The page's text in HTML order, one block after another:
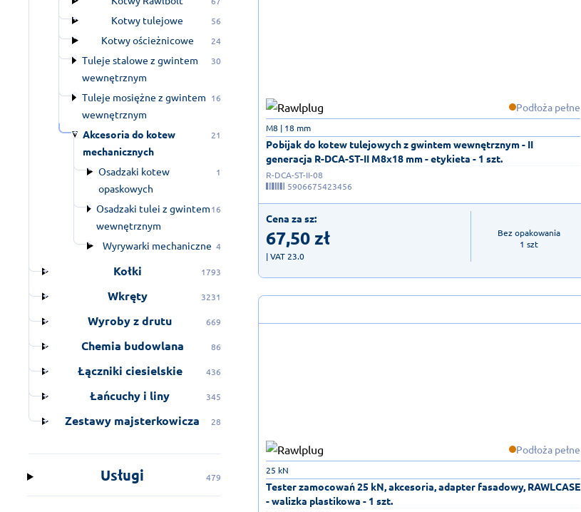
Kotwy tulejowe 56
Kotwy ościeżnicowe 24
Tuleje stalowe z gwintem
wewnętrznym
30
Tuleje mosiężne z gwintem
wewnętrznym
16
Akcesoria do kotew
mechanicznych
21
Osadzaki kotew
opaskowych
1
Osadzaki tulei z gwintem
wewnętrznym
16
Wyrywarki mechaniczne 4
Kołki 1793
Wkręty 3231
Wyroby z drutu 669
Chemia budowlana 86
Łączniki ciesielskie 436
Łańcuchy i liny 345
Zestawy majsterkowicza 28
Usługi 479
Podłoża pełne
Pobijak do kotew tulejowych z gwintem wewnętrznym - II
generacja R-DCA-ST-II M8x18 mm - etykieta - 1 szt.
M8 | 18 mm
R-DCA-ST-II-08
5906675423456
Cena za sz:
67,50zł
| VAT 23.0
Bez opakowania
1 szt
Podłoża pełne
Tester zamocowań 25 kN, akcesoria, adapter fasadowy, RAWLCASE
- walizka plastikowa - 1 szt.
25 kN